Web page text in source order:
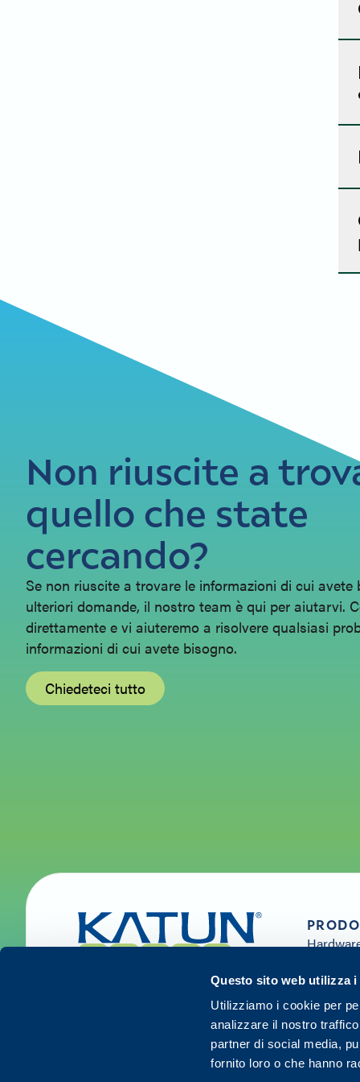
Questo sito web utilizza i
Utilizziamo i cookie per
analizzare il nostro
partner di social media,
fornito loro o che hanno
Non riuscite a
quello che state
cercando?
Se non riuscite a trovare le informazioni di cui avete
ulteriori domande, il nostro team è qui per aiutarvi.
direttamente e vi aiuteremo a risolvere qualsiasi
informazioni di cui avete bisogno.
Chiedeteci tutto
Soluzioni